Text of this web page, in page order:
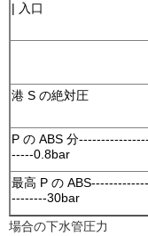
| 入口
港 S の絶対圧
P の ABS 分
-----0.8bar
最高 P の
--------30bar
場合の下水管圧力